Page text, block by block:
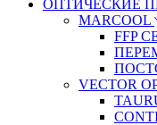
ОПТИЧЕСКИЕ
MARCOOL
FFP
VECTOR